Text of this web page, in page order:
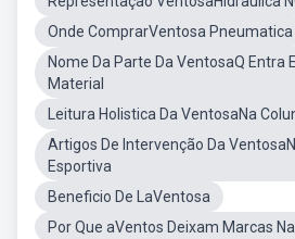
Onde ComprarVentosa Pneumatica
Nome Da Parte Da VentosaQ Entra
Material
Leitura Holistica Da VentosaNa
Artigos De Intervenção Da
Esportiva
Beneficio De LaVentosa
Por Que aVentos Deixam Marcas